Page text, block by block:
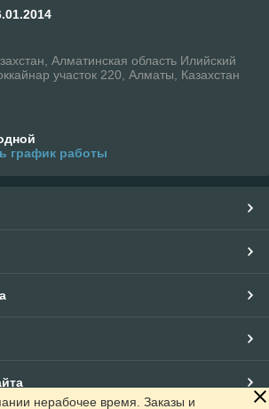
Алматинская область Илийский
участок 220, Алматы, Казахстан
график работы
нерабочее время. Заказы и